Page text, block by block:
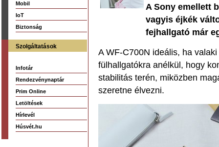
Mobil
IoT
Biztonság
Szolgáltatások
Infotár
Rendezvénynaptár
Prim Online
Letöltések
Hírlevél
Húsvét.hu
A Sony emellett
vagyis éjkék
fejhallgató már
A WF-C700N ideális, ha
fülhallgatókra anélkül, hogy
stabilitás terén, miközben
szeretne élvezni.